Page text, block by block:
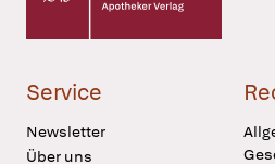
Service
Newsletter
Über uns